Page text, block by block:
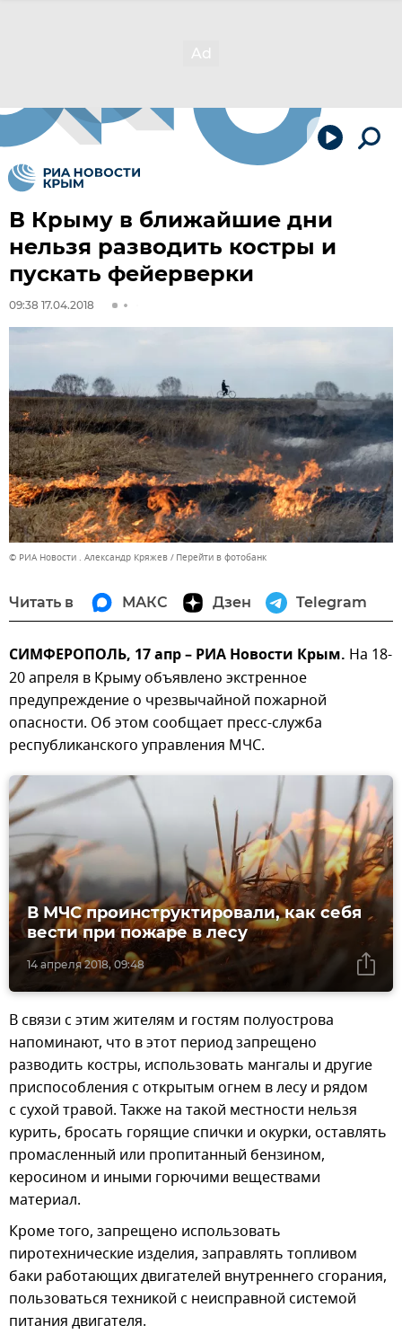
В Крыму в ближайшие дни
нельзя разводить костры и
пускать фейерверки
09:38 17.04.2018
© РИА Новости . Александр Кряжев Перейти в фотобанк
Читать в МАКС Дзен Telegram
СИМФЕРОПОЛЬ, 17 апр – РИА Новости Крым. На 18-
20 апреля в Крыму объявлено экстренное
предупреждение о чрезвычайной пожарной
опасности. Об этом сообщает пресс-служба
республиканского управления МЧС.
14 апреля 2018, 09:48
В МЧС проинструктировали, как себя
вести при пожаре в лесу
В связи с этим жителям и гостям полуострова
напоминают, что в этот период запрещено
разводить костры, использовать мангалы и другие
приспособления с открытым огнем в лесу и рядом
с сухой травой. Также на такой местности нельзя
курить, бросать горящие спички и окурки, оставлять
промасленный или пропитанный бензином,
керосином и иными горючими веществами
материал.
Кроме того, запрещено использовать
пиротехнические изделия, заправлять топливом
баки работающих двигателей внутреннего сгорания,
пользоваться техникой с неисправной системой
питания двигателя.